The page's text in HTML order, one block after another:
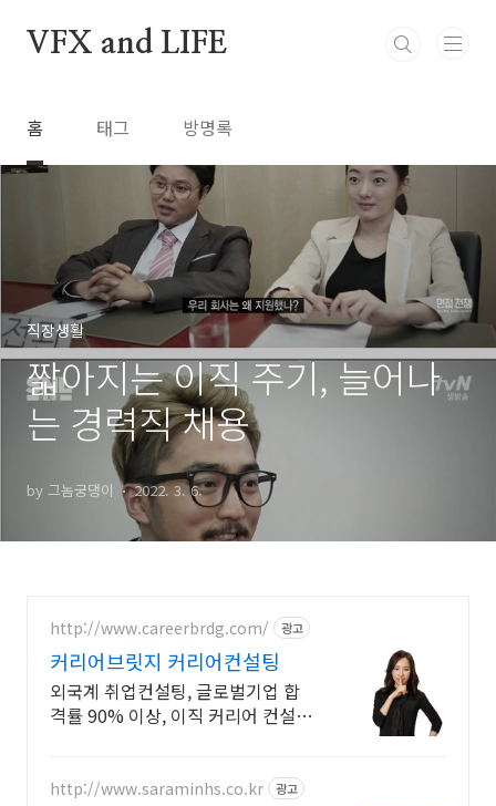
VFX and LIFE
홈 태그 방명록
직장생활
짧아지는 이직 주기, 늘어나
는 경력직 채용
by 그놈궁댕이 2022. 3. 6.
http://www.careerbrdg.com/ 광고
커리어브릿지 커리어컨설팅
외국계 취업컨설팅, 글로벌기업 합
격률 90% 이상, 이직 커리어 컨설
http://www.saraminhs.co.kr 광고